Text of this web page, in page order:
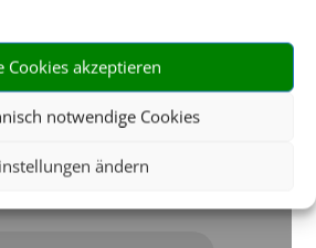
Cookies akzeptieren
notwendige Cookies
ändern